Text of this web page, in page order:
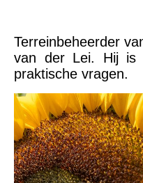
Terreinbeheerder
van der Lei. Hij is
praktische vragen.